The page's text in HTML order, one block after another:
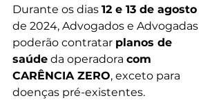
Durante os dias 12 e 13 de agosto
de 2024, Advogados e Advogadas
poderão contratar planos de
saúde da operadora com
CARÊNCIA ZERO, exceto para
doenças pré-existentes.